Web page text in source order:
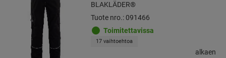
BLAKLÄDER®
Tuote nro.: 091466
Toimitettavissa
17 vaihtoehtoa
alkaen